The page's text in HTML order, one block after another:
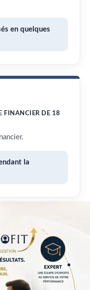
en quelques
FINANCIER DE 18
la